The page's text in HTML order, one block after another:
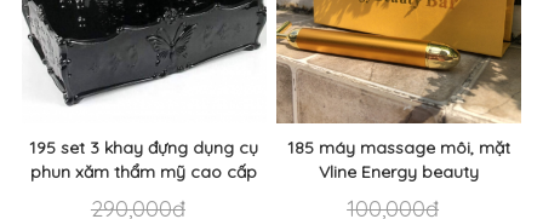
195 set 3 khay đựng dụng cụ
phun xăm thẩm mỹ cao cấp
290,000đ
185 máy massage môi, mặt
Vline Energy beauty
100,000đ